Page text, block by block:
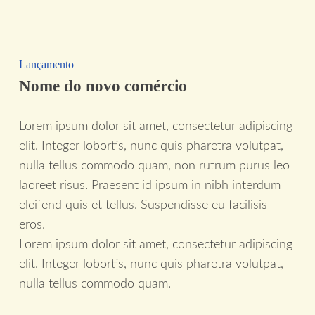
Lançamento
Nome do novo comércio
Lorem ipsum dolor sit amet, consectetur adipiscing
elit. Integer lobortis, nunc quis pharetra volutpat,
nulla tellus commodo quam, non rutrum purus leo
laoreet risus. Praesent id ipsum in nibh interdum
eleifend quis et tellus. Suspendisse eu facilisis
eros.
Lorem ipsum dolor sit amet, consectetur adipiscing
elit. Integer lobortis, nunc quis pharetra volutpat,
nulla tellus commodo quam.